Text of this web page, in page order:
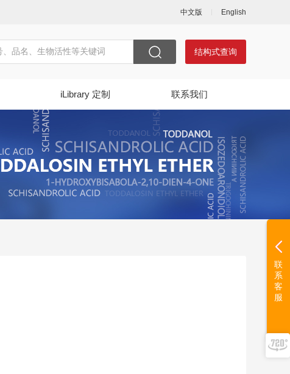
中文版 English
结构式查询
iLibrary 定制 联系我们
联
系
客
服